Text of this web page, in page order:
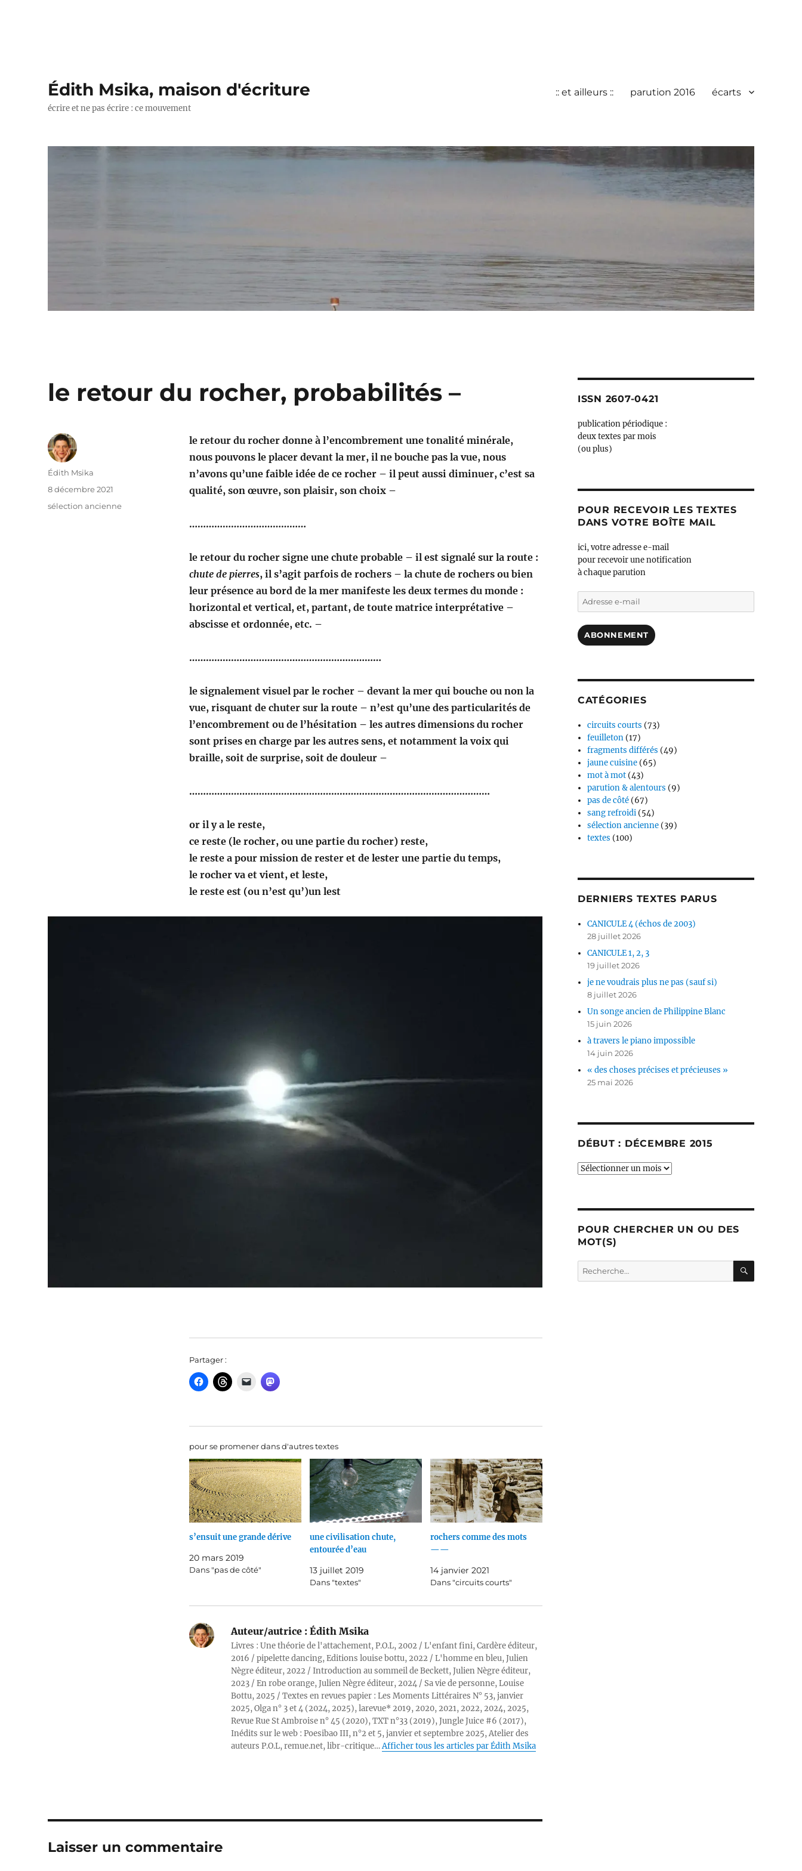
Édith Msika, maison d'écriture
écrire et ne pas écrire : ce mouvement
:: et ailleurs :: parution 2016 écarts
le retour du rocher, probabilités –
le retour du rocher donne à l’encombrement une tonalité minérale,
nous pouvons le placer devant la mer, il ne bouche pas la vue, nous
n’avons qu’une faible idée de ce rocher – il peut aussi diminuer, c’est sa
qualité, son œuvre, son plaisir, son choix –
……………………………………
le retour du rocher signe une chute probable – il est signalé sur la route :
chute de pierres, il s’agit parfois de rochers – la chute de rochers ou bien
leur présence au bord de la mer manifeste les deux termes du monde :
horizontal et vertical, et, partant, de toute matrice interprétative –
abscisse et ordonnée, etc. –
……………………………………………………………
le signalement visuel par le rocher – devant la mer qui bouche ou non la
vue, risquant de chuter sur la route – n’est qu’une des particularités de
l’encombrement ou de l’hésitation – les autres dimensions du rocher
sont prises en charge par les autres sens, et notamment la voix qui
braille, soit de surprise, soit de douleur –
………………………………………………………………………………………………
or il y a le reste,
ce reste (le rocher, ou une partie du rocher) reste,
le reste a pour mission de rester et de lester une partie du temps,
le rocher va et vient, et leste,
le reste est (ou n’est qu’)un lest
Partager :
pour se promener dans d'autres textes
s’ensuit une grande dérive
20 mars 2019
Dans "pas de côté"
une civilisation chute,
entourée d’eau
13 juillet 2019
Dans "textes"
rochers comme des mots
——
14 janvier 2021
Dans "circuits courts"
Auteur/autrice :Édith Msika
Livres : Une théorie de l'attachement, P.O.L, 2002 / L'enfant fini, Cardère éditeur,
2016 / pipelette dancing, Editions louise bottu, 2022 / L'homme en bleu, Julien
Nègre éditeur, 2022 / Introduction au sommeil de Beckett, Julien Nègre éditeur,
2023 / En robe orange, Julien Nègre éditeur, 2024 / Sa vie de personne, Louise
Bottu, 2025 / Textes en revues papier : Les Moments Littéraires N° 53, janvier
2025, Olga n° 3 et 4 (2024, 2025), larevue* 2019, 2020, 2021, 2022, 2024, 2025,
Revue Rue St Ambroise n° 45 (2020), TXT n°33 (2019), Jungle Juice #6 (2017),
Inédits sur le web : Poesibao III, n°2 et 5, janvier et septembre 2025, Atelier des
auteurs P.O.L, remue.net, libr-critique…Afficher tous les articles par Édith Msika
Auteur
Édith Msika
Publié
le
8 décembre 2021
Catégories
sélection ancienne
Laisser un commentaire
ISSN 2607-0421
publication périodique :
deux textes par mois
(ou plus)
POUR RECEVOIR LES TEXTES
DANS VOTRE BOÎTE MAIL
ici, votre adresse e-mail
pour recevoir une notification
à chaque parution
Adresse
e-
ABONNEMENT
CATÉGORIES
circuits courts (73)
feuilleton (17)
fragments différés (49)
jaune cuisine (65)
mot à mot (43)
parution & alentours (9)
pas de côté (67)
sang refroidi (54)
sélection ancienne (39)
textes (100)
DERNIERS TEXTES PARUS
CANICULE 4 (échos de 2003)
28 juillet 2026
CANICULE 1, 2, 3
19 juillet 2026
je ne voudrais plus ne pas (sauf si)
8 juillet 2026
Un songe ancien de Philippine Blanc
15 juin 2026
à travers le piano impossible
14 juin 2026
« des choses précises et précieuses »
25 mai 2026
DÉBUT : DÉCEMBRE 2015
début
POUR CHERCHER UN OU DES
MOT(S)
Recherche
pour :